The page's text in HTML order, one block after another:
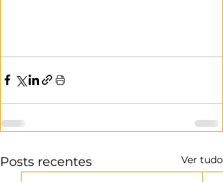
Posts recentes Ver tudo